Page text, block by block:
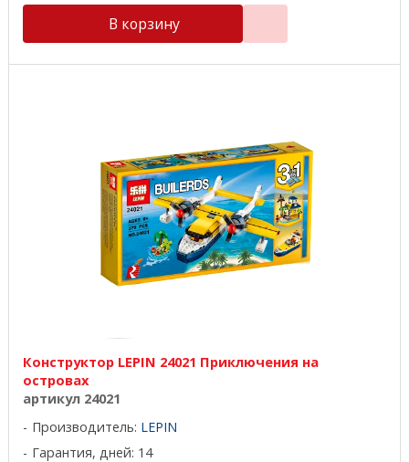
В корзину
Конструктор LEPIN 24021 Приключения на
островах
артикул 24021
Производитель: LEPIN
Гарантия, дней: 14